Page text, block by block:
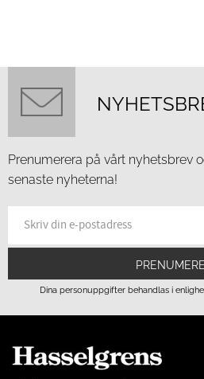
Prenumerera på vårt nyhetsbrev
senaste nyheterna!
Dina personuppgifter behandlas i